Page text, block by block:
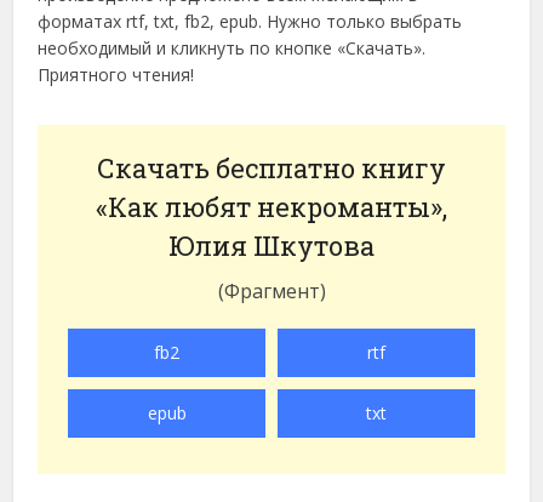
форматах rtf, txt, fb2, epub. Нужно только выбрать
необходимый и кликнуть по кнопке «Скачать».
Приятного чтения!
Скачать бесплатно книгу
«Как любят некроманты»,
Юлия Шкутова
(Фрагмент)
fb2 rtf
epub txt